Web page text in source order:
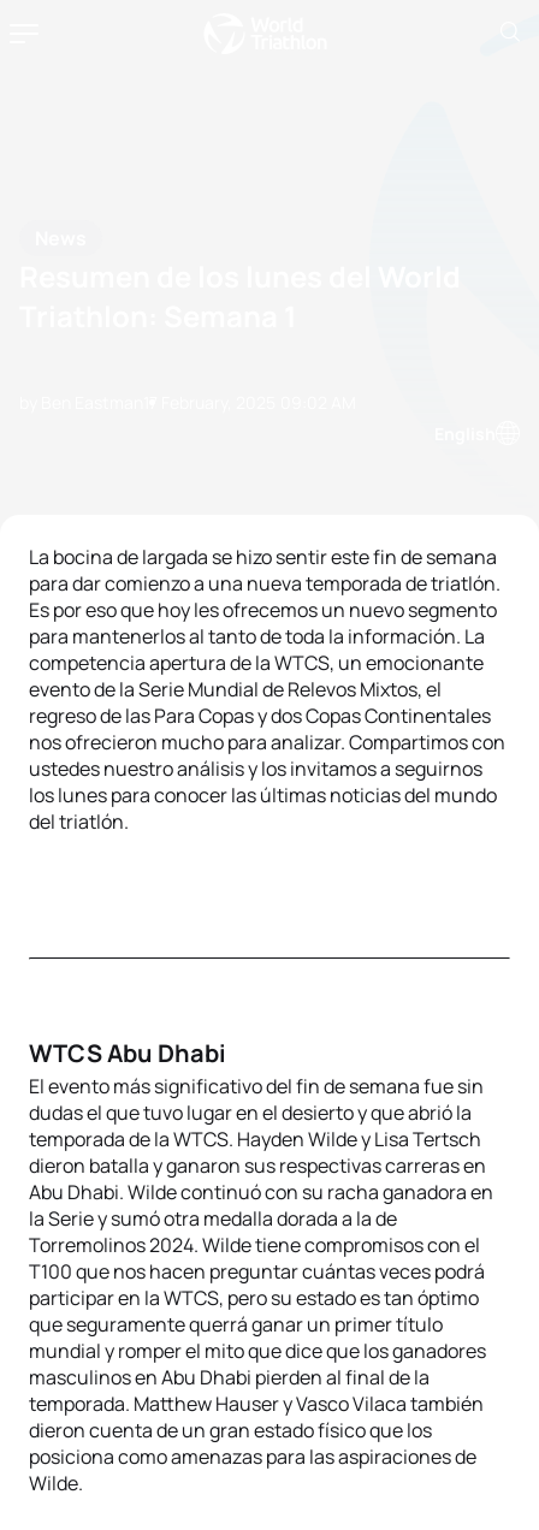
La bocina de largada se hizo sentir este fin de semana
para dar comienzo a una nueva temporada de triatlón.
Es por eso que hoy les ofrecemos un nuevo segmento
para mantenerlos al tanto de toda la información. La
competencia apertura de la WTCS, un emocionante
evento de la Serie Mundial de Relevos Mixtos, el
regreso de las Para Copas y dos Copas Continentales
nos ofrecieron mucho para analizar. Compartimos con
ustedes nuestro análisis y los invitamos a seguirnos
los lunes para conocer las últimas noticias del mundo
del triatlón.
WTCS Abu Dhabi
El evento más significativo del fin de semana fue sin
dudas el que tuvo lugar en el desierto y que abrió la
temporada de la WTCS. Hayden Wilde y Lisa Tertsch
dieron batalla y ganaron sus respectivas carreras en
Abu Dhabi. Wilde continuó con su racha ganadora en
la Serie y sumó otra medalla dorada a la de
Torremolinos 2024. Wilde tiene compromisos con el
T100 que nos hacen preguntar cuántas veces podrá
participar en la WTCS, pero su estado es tan óptimo
que seguramente querrá ganar un primer título
mundial y romper el mito que dice que los ganadores
masculinos en Abu Dhabi pierden al final de la
temporada. Matthew Hauser y Vasco Vilaca también
dieron cuenta de un gran estado físico que los
posiciona como amenazas para las aspiraciones de
Wilde.